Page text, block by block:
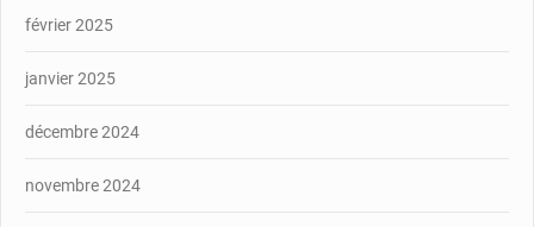
février 2025
janvier 2025
décembre 2024
novembre 2024